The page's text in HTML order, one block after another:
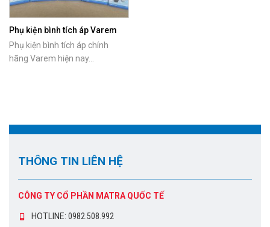
Phụ kiện bình tích áp Varem
chính hãng
Phụ kiện bình tích áp chính
hãng Varem hiện nay...
THÔNG TIN LIÊN HỆ
CÔNG TY CỔ PHẦN MATRA QUỐC TẾ
HOTLINE: 0982.508.992